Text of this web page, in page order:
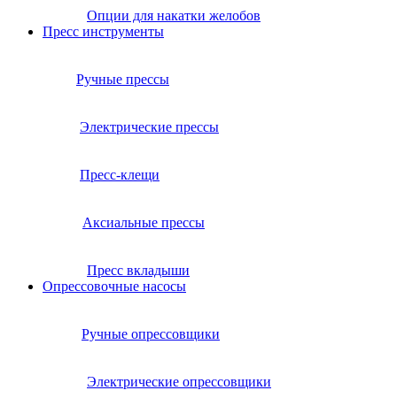
Опции для накатки желобов
Пресс инструменты
Ручные прессы
Электрические прессы
Пресс-клещи
Аксиальные прессы
Пресс вкладыши
Опрессовочные насосы
Ручные опрессовщики
Электрические опрессовщики